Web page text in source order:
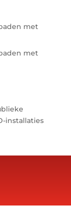
met
met
installaties